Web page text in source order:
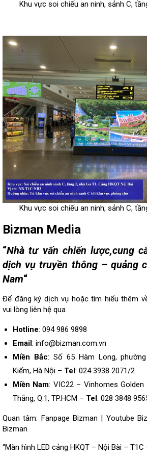
Khu vực soi chiếu an ninh, sảnh C,
Khu vực soi chiếu an ninh, sảnh C,
Bizman Media
“Nhà tư vấn chiến lược,cung
dịch vụ truyền thông – quảng
Nam“
Để đăng ký dịch vụ hoặc tìm hiểu thêm
vui lòng liên hệ qua
Hotline: 094 986 9898
Email : info@bizman.com.vn
Miền Bắc: Số 65 Hàm Long,
Kiếm, Hà Nội – Tel : 024 3938 2071/2
Miền Nam: VIC22 – Vinhomes
Thắng, Q.1, TP.HCM – Tel : 028 3848
Quan tâm: Fanpage Bizman Youtube
Bizman
“Màn hình LED cảng HKQT – Nội Bài – T1C